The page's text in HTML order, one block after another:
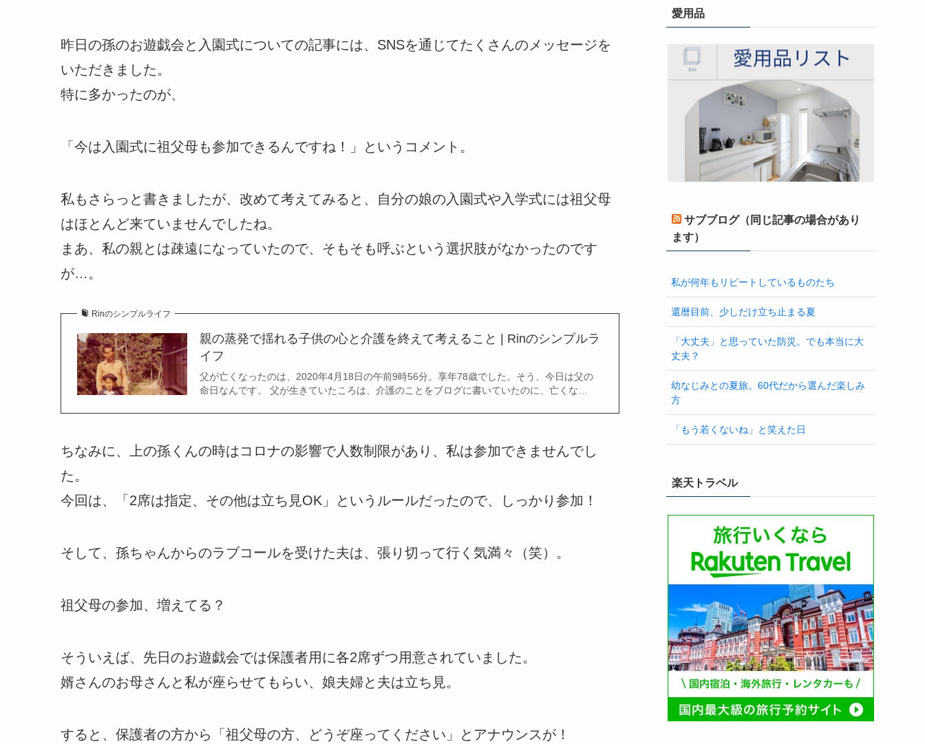
昨日の孫のお遊戯会と入園式についての記事には、SNSを通じてたくさんのメッセージを
いただきました。
特に多かったのが、
「今は入園式に祖父母も参加できるんですね！」というコメント。
私もさらっと書きましたが、改めて考えてみると、自分の娘の入園式や入学式には祖父母
はほとんど来ていませんでしたね。
まあ、私の親とは疎遠になっていたので、そもそも呼ぶという選択肢がなかったのです
が…。
Rinのシンプルライフ
親の蒸発で揺れる子供の心と介護を終えて考えること | Rinのシンプルラ
イフ
父が亡くなったのは、2020年4月18日の午前9時56分。享年78歳でした。そう、今日は父の
命日なんです。 父が生きていたころは、介護のことをブログに書いていたのに、亡くな…
ちなみに、上の孫くんの時はコロナの影響で人数制限があり、私は参加できませんでし
た。
今回は、「2席は指定、その他は立ち見OK」というルールだったので、しっかり参加！
そして、孫ちゃんからのラブコールを受けた夫は、張り切って行く気満々（笑）。
祖父母の参加、増えてる？
そういえば、先日のお遊戯会では保護者用に各2席ずつ用意されていました。
婿さんのお母さんと私が座らせてもらい、娘夫婦と夫は立ち見。
すると、保護者の方から「祖父母の方、どうぞ座ってください」とアナウンスが！
愛用品
サブブログ（同じ記事の場合があり
ます）
私が何年もリピートしているものたち
還暦目前、少しだけ立ち止まる夏
「大丈夫」と思っていた防災。でも本当に大
丈夫？
幼なじみとの夏旅。60代だから選んだ楽しみ
方
「もう若くないね」と笑えた日
楽天トラベル